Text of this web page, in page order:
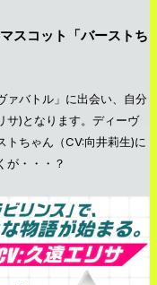
スコット「バーストち
ァバトル」に出会い、自分
サ)となります。ディーヴ
トちゃん（CV:向井莉生)に
が・・・？